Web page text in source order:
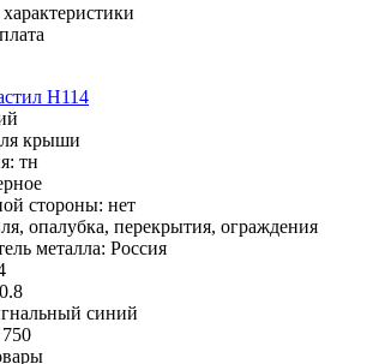
Н114
крыши
тн
стороны: нет
опалубка, перекрытия, ограждения
металла: Россия
0.8
синий
750